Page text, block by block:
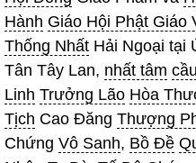
Hành Giáo Hội Phật Giáo
Thống Nhất Hải Ngoại tại
Tân Tây Lan, nhất tâm
Linh Trưởng Lão Hòa
Tịch Cao Đăng Thượng
Chứng Vô Sanh, Bồ Đề